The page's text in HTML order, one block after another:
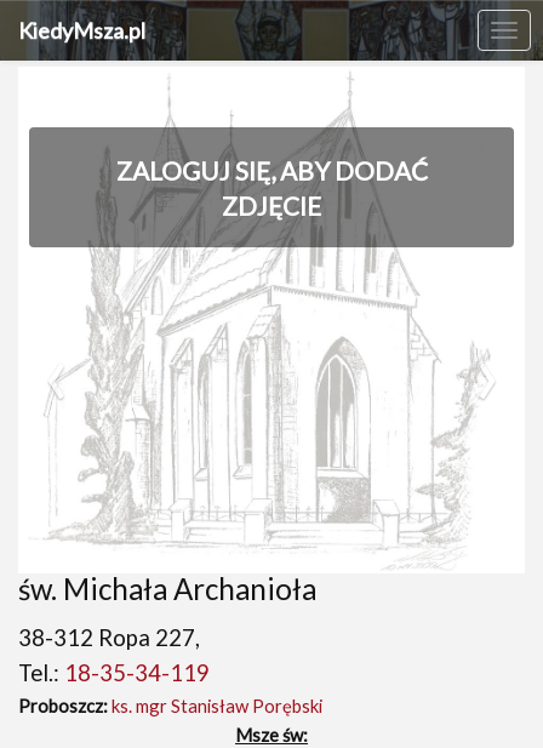
KiedyMsza.pl
ZALOGUJ SIĘ, ABY DODAĆ
ZDJĘCIE
‹ ›
św. Michała Archanioła
38-312 Ropa 227,
Tel.: 18-35-34-119
Proboszcz:ks. mgr Stanisław Porębski
Msze św: